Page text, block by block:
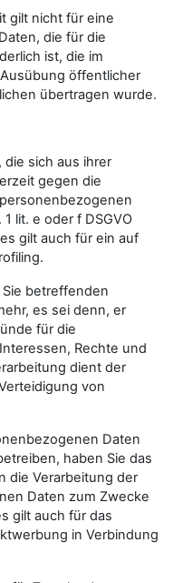
gilt nicht für eine
die für die
ist, die im
öffentlicher
übertragen wurde.
die sich aus ihrer
gegen die
lit. e oder f DSGVO
gilt auch für ein auf
betreffenden
es sei denn, er
für die
Rechte und
dient der
von
Daten
haben Sie das
die Verarbeitung der
Daten zum Zwecke
gilt auch für das
in Verbindung